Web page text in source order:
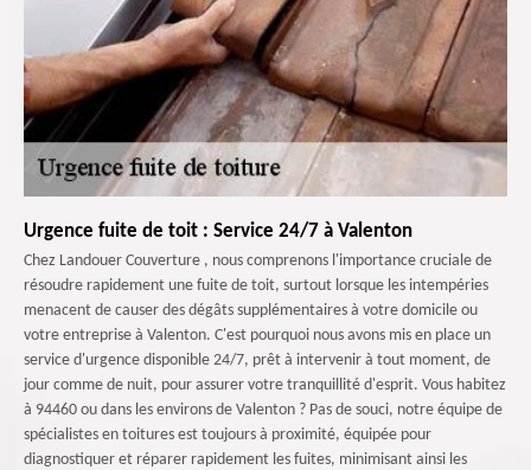
Urgence fuite de toit : Service 24/7 à Valenton
Chez Landouer Couverture , nous comprenons l'importance cruciale de
résoudre rapidement une fuite de toit, surtout lorsque les intempéries
menacent de causer des dégâts supplémentaires à votre domicile ou
votre entreprise à Valenton. C'est pourquoi nous avons mis en place un
service d'urgence disponible 24/7, prêt à intervenir à tout moment, de
jour comme de nuit, pour assurer votre tranquillité d'esprit. Vous habitez
à 94460 ou dans les environs de Valenton ? Pas de souci, notre équipe de
spécialistes en toitures est toujours à proximité, équipée pour
diagnostiquer et réparer rapidement les fuites, minimisant ainsi les